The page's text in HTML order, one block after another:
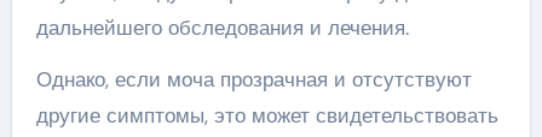
дальнейшего обследования и лечения.
Однако, если моча прозрачная и отсутствуют
другие симптомы, это может свидетельствовать